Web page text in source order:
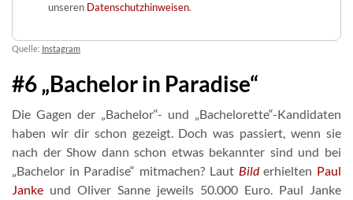
unseren Datenschutzhinweisen.
Quelle: Instagram
#6 „Bachelor in Paradise“
Die Gagen der „Bachelor“- und „Bachelorette“-Kandidaten
haben wir dir schon gezeigt. Doch was passiert, wenn sie
nach der Show dann schon etwas bekannter sind und bei
„Bachelor in Paradise“ mitmachen? Laut Bilderhielten Paul
Janke und Oliver Sanne jeweils 50.000 Euro. Paul Janke